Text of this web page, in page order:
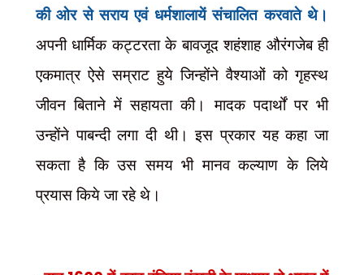
की ओर से सराय एवं धर्मशालायें संचालित करवाते थे।
अपनी धार्मिक कट्टरता के बावजूद शहंशाह औरंगजेब ही
एकमात्र ऐसे सम्राट हुये जिन्होंने वैश्याओं को गृहस्थ
जीवन बिताने में सहायता की। मादक पदार्थों पर भी
उन्होंने पाबन्दी लगा दी थी। इस प्रकार यह कहा जा
सकता है कि उस समय भी मानव कल्याण के लिये
प्रयास किये जा रहे थे।